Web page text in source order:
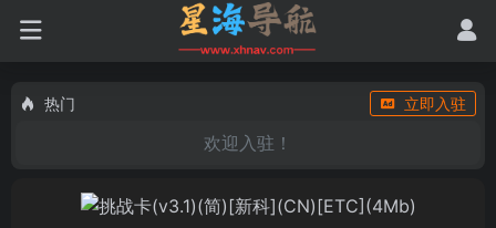
热门 立即入驻
欢迎入驻！